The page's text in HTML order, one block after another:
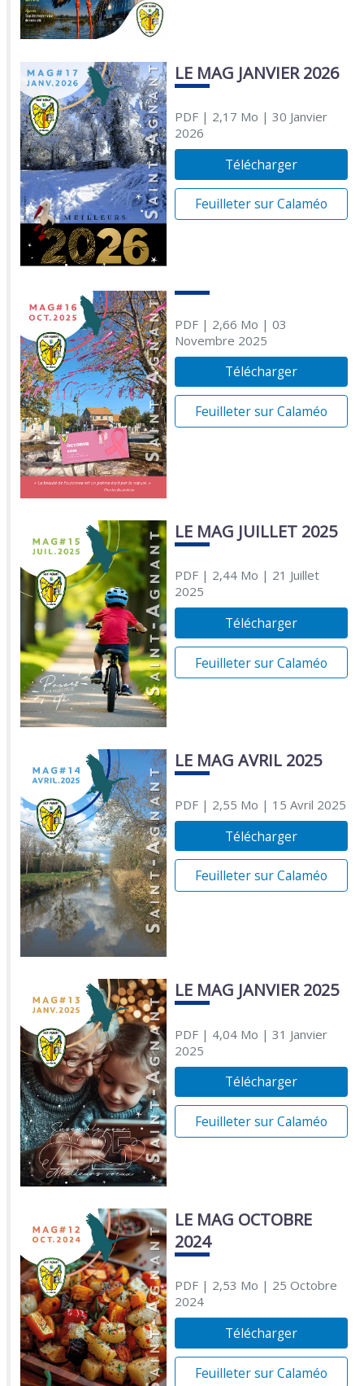
LE MAG JANVIER 2026
PDF| 2,17 Mo | 30 Janvier
2026
Télécharger
Feuilleter sur Calaméo
PDF| 2,66 Mo | 03
Novembre 2025
Télécharger
Feuilleter sur Calaméo
LE MAG JUILLET 2025
PDF| 2,44 Mo | 21 Juillet
2025
Télécharger
Feuilleter sur Calaméo
LE MAG AVRIL 2025
PDF| 2,55 Mo | 15 Avril 2025
Télécharger
Feuilleter sur Calaméo
LE MAG JANVIER 2025
PDF| 4,04 Mo | 31 Janvier
2025
Télécharger
Feuilleter sur Calaméo
LE MAG OCTOBRE
2024
PDF| 2,53 Mo | 25 Octobre
2024
Télécharger
Feuilleter sur Calaméo